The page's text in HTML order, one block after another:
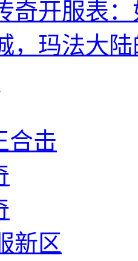
奇开服表
，玛法大
合击
新区